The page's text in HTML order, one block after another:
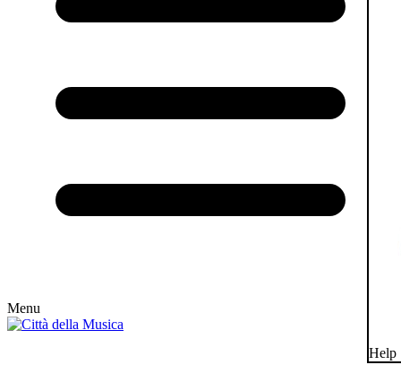
Menu
Help